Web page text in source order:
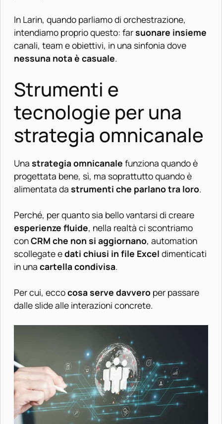
In Larin, quando parliamo di orchestrazione,
intendiamo proprio questo: farsuonare insieme
canali, team e obiettivi, in una sinfonia dove
nessuna nota è casuale.
Strumenti e
tecnologie per una
strategia omnicanale
Una strategia omnicanale funziona quando è
progettata bene, sì, ma soprattutto quando è
alimentata da strumenti che parlano tra loro.
Perché, per quanto sia bello vantarsi di creare
esperienze fluide, nella realtà ci scontriamo
conCRM che non si aggiornano, automation
scollegate edati chiusi in file Excel dimenticati
in una cartella condivisa.
Per cui, eccocosa serve davveroper passare
dalle slide alle interazioni concrete.